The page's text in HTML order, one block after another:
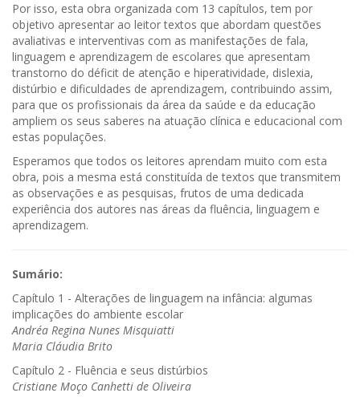
Por isso, esta obra organizada com 13 capítulos, tem por
objetivo apresentar ao leitor textos que abordam questões
avaliativas e interventivas com as manifestações de fala,
linguagem e aprendizagem de escolares que apresentam
transtorno do déficit de atenção e hiperatividade, dislexia,
distúrbio e dificuldades de aprendizagem, contribuindo assim,
para que os profissionais da área da saúde e da educação
ampliem os seus saberes na atuação clínica e educacional com
estas populações.
Esperamos que todos os leitores aprendam muito com esta
obra, pois a mesma está constituída de textos que transmitem
as observações e as pesquisas, frutos de uma dedicada
experiência dos autores nas áreas da fluência, linguagem e
aprendizagem.
Sumário:
Capítulo 1 - Alterações de linguagem na infância: algumas
implicações do ambiente escolar
Andréa Regina Nunes Misquiatti
Maria Cláudia Brito
Capítulo 2 - Fluência e seus distúrbios
Cristiane Moço Canhetti de Oliveira